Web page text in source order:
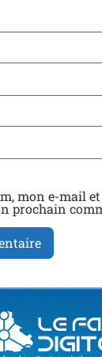
mon e-mail
prochain